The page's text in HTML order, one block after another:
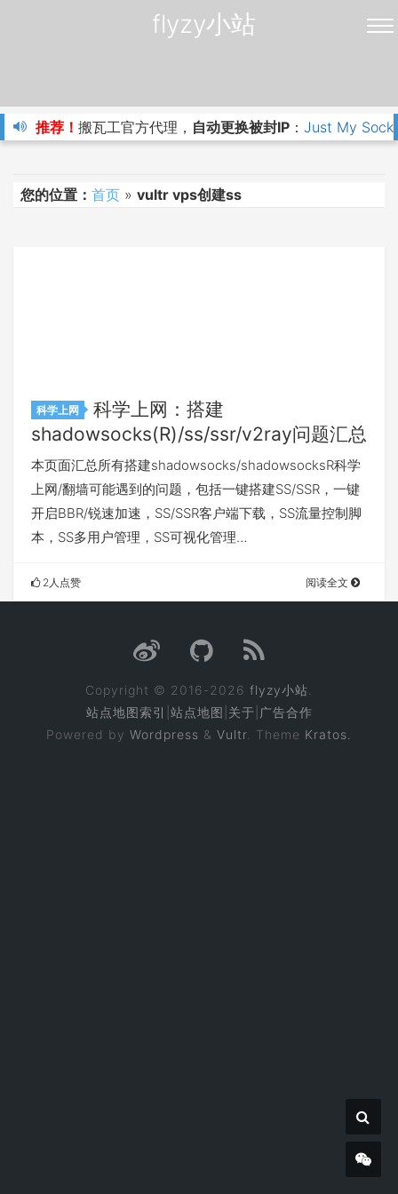
flyzy小站
推荐！ 搬瓦工官方代理， 自动更换被封IP ： Just My
您的位置： 首页 » vultr vps创建ss
科学上网
科学上网：搭建
shadowsocks(R)/ss/ssr/v2ray问题汇总
本页面汇总所有搭建shadowsocks/shadowsocksR科学
上网/翻墙可能遇到的问题，包括一键搭建SS/SSR，一键
开启BBR/锐速加速，SS/SSR客户端下载，SS流量控制脚
本，SS多用户管理，SS可视化管理…
2人点赞 阅读全文
Copyright © 2016-2026 flyzy小站
站点地图索引 站点地图 关于 广告合作
Powered by Wordpress & Vultr . Theme Kratos.